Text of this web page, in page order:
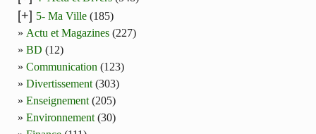
[+] 5- Ma Ville (185)
Actu et Magazines (227)
BD (12)
Communication (123)
Divertissement (303)
Enseignement (205)
Environnement (30)